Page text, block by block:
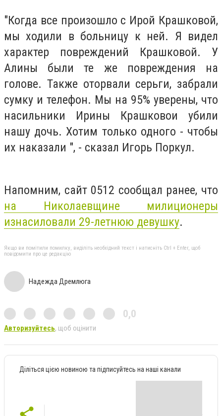
"Когда все произошло с Ирой Крашковой,
мы ходили в больницу к ней. Я видел
характер повреждений Крашковой. У
Алины были те же повреждения на
голове. Также оторвали серьги, забрали
сумку и телефон. Мы на 95% уверены, что
насильники Ирины Крашковои убили
нашу дочь. Хотим только одного - чтобы
их наказали ", - сказал Игорь Поркул.
Напомним, сайт 0512 сообщал ранее, что
на Николаевщине милиционеры
изнасиловали 29-летнюю девушку.
Якщо ви помітили помилку, виділіть необхідний текст і натисніть Ctrl + Enter, щоб
повідомити про це редакцію
Надежда Дремлюга
0,0
Авторизуйтесь, щоб оцінити
Діліться цією новиною та підписуйтесь на наші канали